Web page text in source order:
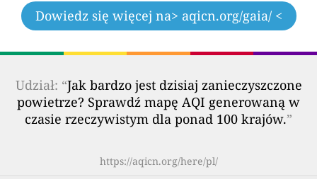
Dowiedz się więcej na> aqicn.org/gaia/ <
Udział: “Jak bardzo jest dzisiaj zanieczyszczone
powietrze? Sprawdź mapę AQI generowaną w
czasie rzeczywistym dla ponad 100 krajów.”
https://aqicn.org/here/pl/